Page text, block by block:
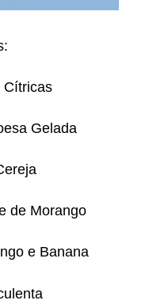
Cítricas
Gelada
de Morango
e Banana